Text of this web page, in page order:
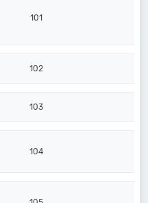
101
102
103
104